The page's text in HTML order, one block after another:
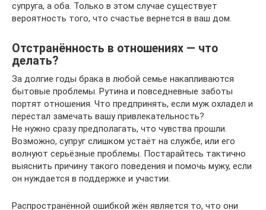
супруга, а оба. Только в этом случае существует
вероятность того, что счастье вернется в ваш дом.
Отстранённость в отношениях — что
делать?
За долгие годы брака в любой семье накапливаются
бытовые проблемы. Рутина и повседневные заботы
портят отношения. Что предпринять, если муж охладел и
перестал замечать вашу привлекательность?
Не нужно сразу предполагать, что чувства прошли.
Возможно, супруг слишком устаёт на службе, или его
волнуют серьёзные проблемы. Постарайтесь тактично
выяснить причину такого поведения и помочь мужу, если
он нуждается в поддержке и участии.
Распространённой ошибкой жён является то, что они